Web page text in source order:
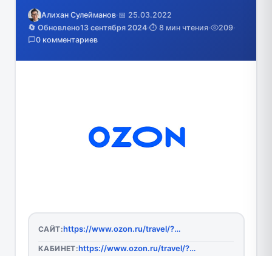
Алихан Сулейманов·📅 25.03.2022
🔄 Обновлено13 сентября 2024·⏱️ 8 мин чтения· 209·
0 комментариев
САЙТ: https://www.ozon.ru/travel/?perehod=ozon_menu_header
КАБИНЕТ: https://www.ozon.ru/travel/?perehod=ozon_menu_header